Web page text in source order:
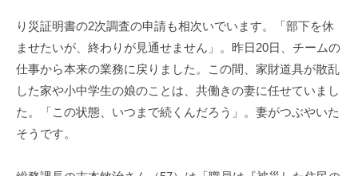
り災証明書の2次調査の申請も相次いでいます。「部下を休
ませたいが、終わりが見通せません」。昨日20日、チームの
仕事から本来の業務に戻りました。この間、家財道具が散乱
した家や小中学生の娘のことは、共働きの妻に任せていまし
た。「この状態、いつまで続くんだろう」。妻がつぶやいた
そうです。